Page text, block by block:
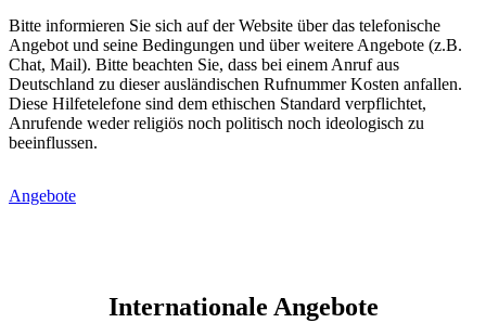
Bitte informieren Sie sich auf der Website über das telefonische
Angebot und seine Bedingungen und über weitere Angebote (z.B.
Chat, Mail). Bitte beachten Sie, dass bei einem Anruf aus
Deutschland zu dieser ausländischen Rufnummer Kosten anfallen.
Diese Hilfetelefone sind dem ethischen Standard verpflichtet,
Anrufende weder religiös noch politisch noch ideologisch zu
beeinflussen.
Angebote
Internationale Angebote